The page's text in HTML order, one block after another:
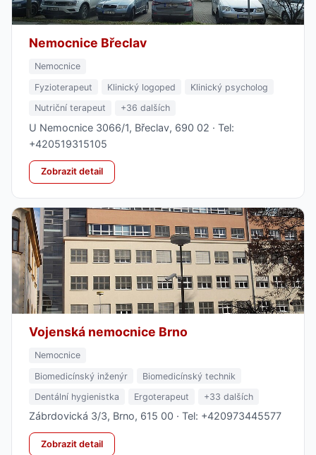
Nemocnice Břeclav
Nemocnice
Fyzioterapeut
Klinický logoped
Klinický psycholog
Nutriční terapeut
+36 dalších
U Nemocnice 3066/1, Břeclav, 690 02 · Tel:
+420519315105
Zobrazit detail
Vojenská nemocnice Brno
Nemocnice
Biomedicínský inženýr
Biomedicínský technik
Dentální hygienistka
Ergoterapeut +33 dalších
Zábrdovická 3/3, Brno, 615 00 · Tel: +420973445577
Zobrazit detail